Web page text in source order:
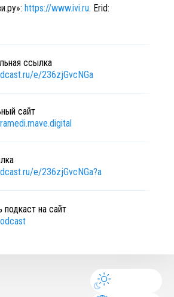
https://www.ivi.ru. Erid:
ссылка
e/236zjGvcNGa
сайт
e/236zjGvcNGa?a
подкаст на сайт